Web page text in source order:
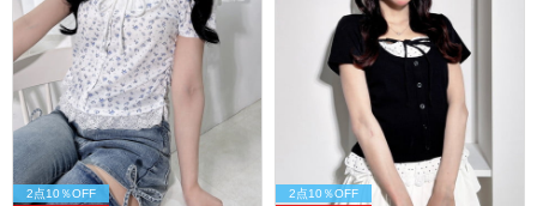
2点10％OFF 2点10％OFF